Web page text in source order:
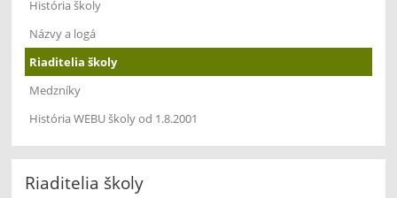
História školy
Názvy a logá
Riaditelia školy
Medzníky
História WEBU školy od 1.8.2001
Riaditelia školy